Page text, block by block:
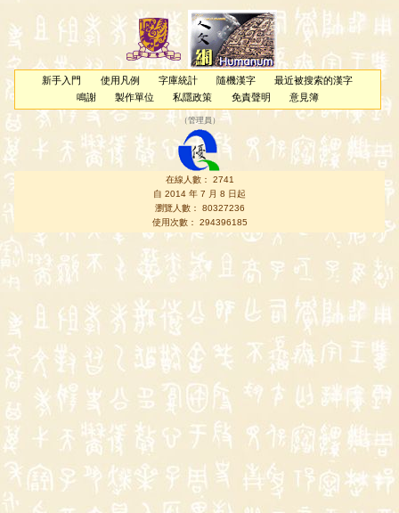
新手入門 使用凡例 字庫統計 隨機漢字
最近被搜索的漢字
鳴謝
製作單位 私隱政策 免責聲明 意見簿
（管理員 ）
在線人數： 2741
自 2014 年 7 月 8 日起
瀏覽人數： 80327236
使用次數： 294396185